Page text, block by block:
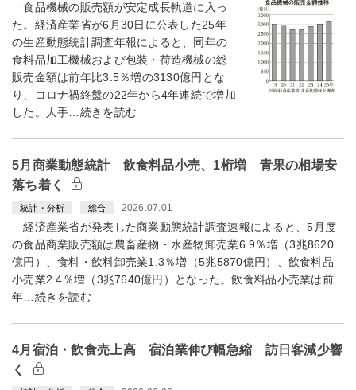
食品機械の販売額が安定成長軌道に入っ
た。経済産業省が6月30日に公表した25年
の生産動態統計調査年報によると、同年の
食料品加工機械および包装・荷造機械の総
販売金額は前年比3.5％増の3130億円とな
り、コロナ禍終盤の22年から4年連続で増加
した。人手…続きを読む
5月商業動態統計 飲食料品小売、1桁増 青果の相場安
落ち着く
統計・分析 総合 2026.07.01
経済産業省が発表した商業動態統計調査速報によると、5月度
の食品商業販売額は農畜産物・水産物卸売業6.9％増（3兆8620
億円）、食料・飲料卸売業1.3％増（5兆5870億円）、飲食料品
小売業2.4％増（3兆7640億円）となった。飲食料品小売業は前
年…続きを読む
4月宿泊・飲食売上高 宿泊業伸び幅急縮 訪日客減少響
く